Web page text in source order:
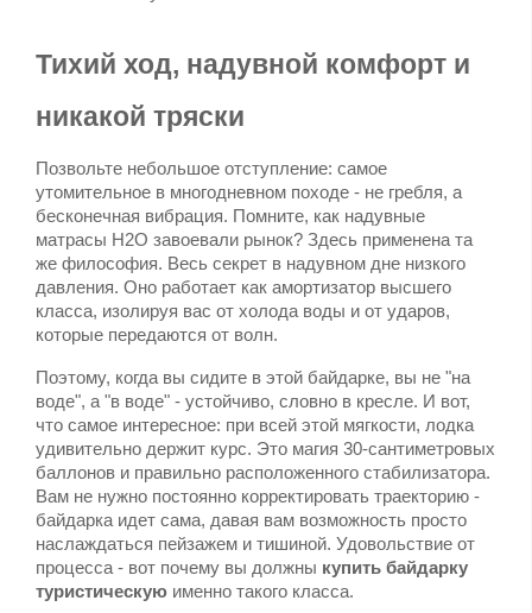
Тихий ход, надувной комфорт и
никакой тряски
Позвольте небольшое отступление: самое
утомительное в многодневном походе - не гребля, а
бесконечная вибрация. Помните, как надувные
матрасы H2O завоевали рынок? Здесь применена та
же философия. Весь секрет в надувном дне низкого
давления. Оно работает как амортизатор высшего
класса, изолируя вас от холода воды и от ударов,
которые передаются от волн.
Поэтому, когда вы сидите в этой байдарке, вы не "на
воде", а "в воде" - устойчиво, словно в кресле. И вот,
что самое интересное: при всей этой мягкости, лодка
удивительно держит курс. Это магия 30-сантиметровых
баллонов и правильно расположенного стабилизатора.
Вам не нужно постоянно корректировать траекторию -
байдарка идет сама, давая вам возможность просто
наслаждаться пейзажем и тишиной. Удовольствие от
процесса - вот почему вы должны купить байдарку
туристическую именно такого класса.